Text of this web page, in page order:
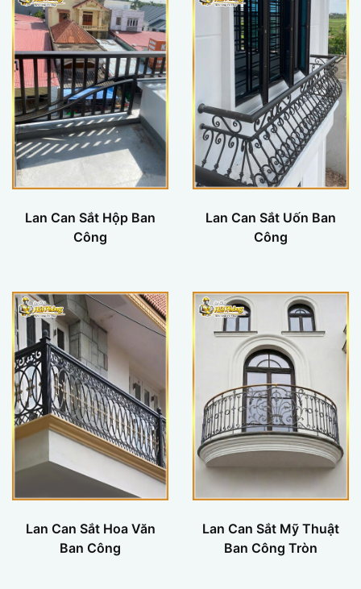
Lan Can Sắt Hộp Ban
Công
Lan Can Sắt Uốn Ban
Công
Lan Can Sắt Hoa Văn
Ban Công
Lan Can Sắt Mỹ Thuật
Ban Công Tròn